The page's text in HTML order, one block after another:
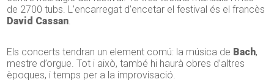
de 2700 tubs. L’encarregat d’encetar el festival és el francès
David Cassan.
Els concerts tendran un element comú: la música de Bach,
mestre d’orgue. Tot i això, també hi haurà obres d’altres
èpoques, i temps per a la improvisació.